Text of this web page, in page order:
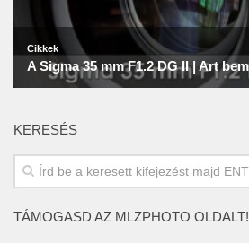
KERESÉS
TÁMOGASD AZ MLZPHOTO OLDALT!